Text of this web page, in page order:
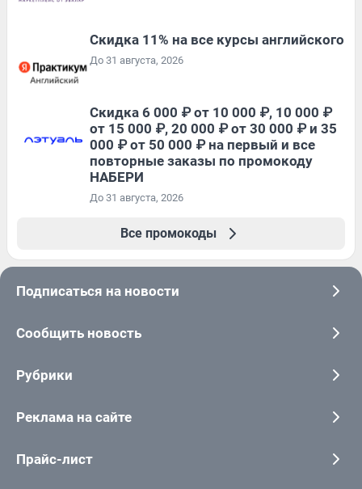
Скидка 11% на все курсы английского
До 31 августа, 2026
Скидка 6 000 ₽ от 10 000 ₽, 10 000 ₽
от 15 000 ₽, 20 000 ₽ от 30 000 ₽ и 35
000 ₽ от 50 000 ₽ на первый и все
повторные заказы по промокоду
НАБЕРИ
До 31 августа, 2026
Все промокоды
Подписаться на новости
Сообщить новость
Рубрики
Реклама на сайте
Прайс-лист